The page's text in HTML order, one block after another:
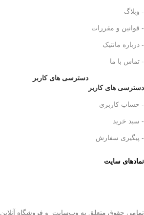
- وبلاگ
- قوانین و مقررات
- درباره مانتیک
- تماس با ما
دسترسی های کاربر
دسترسی های کاربر
- حساب کاربری
- سبد خرید
- پیگیری سفارش
نمادهای سایت
تمامی حقوق متعلق به وب‌سایت و فروشگاه‌ آنلاین